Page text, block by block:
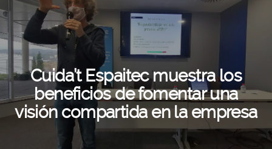
Cuida’t Espaitec muestra los
beneficios de fomentar una
visión compartida en la empresa